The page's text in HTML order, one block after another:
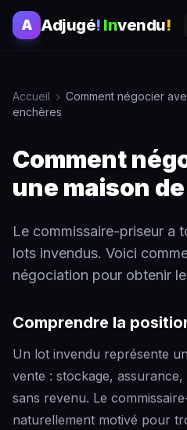
A Adjugé! Invendu!
Accueil
Comment négocier
enchères
Comment
une maison
Le commissaire-priseur a
lots invendus. Voici
négociation pour obtenir
Comprendre la
Un lot invendu représente
vente : stockage,
sans revenu. Le
naturellement motivé pour